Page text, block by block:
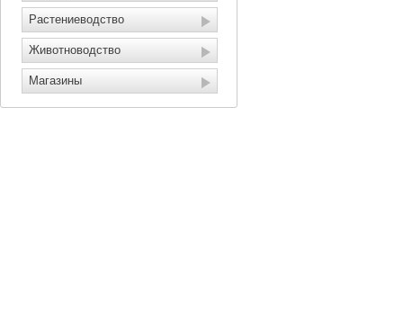
Растениеводство
Животноводство
Магазины